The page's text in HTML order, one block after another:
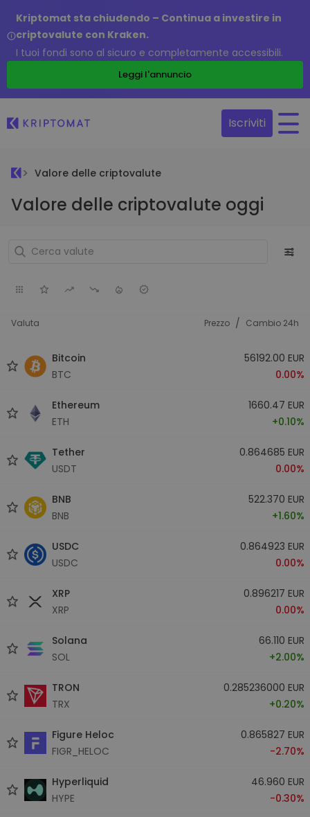
Kriptomat sta chiudendo – Continua a investire in
criptovalute con Kraken.
I tuoi fondi sono al sicuro e completamente accessibili.
Leggi l'annuncio
Iscriviti
Valore delle criptovalute
Valore delle criptovalute oggi
Valuta Prezzo / Cambio 24h
Bitcoin
BTC
56192.00 EUR
0.00%
Ethereum
ETH
1660.47 EUR
+0.10%
Tether
USDT
0.864685 EUR
0.00%
BNB
BNB
522.370 EUR
+1.60%
USDC
USDC
0.864923 EUR
0.00%
XRP
XRP
0.896217 EUR
0.00%
Solana
SOL
66.110 EUR
+2.00%
TRON
TRX
0.285236000 EUR
+0.20%
Figure Heloc
FIGR_HELOC
0.865827 EUR
-2.70%
Hyperliquid
HYPE
46.960 EUR
-0.30%